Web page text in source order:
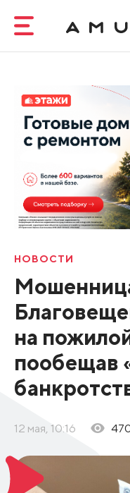
НОВОСТИ
на
пообещав
12 мая, 10:16